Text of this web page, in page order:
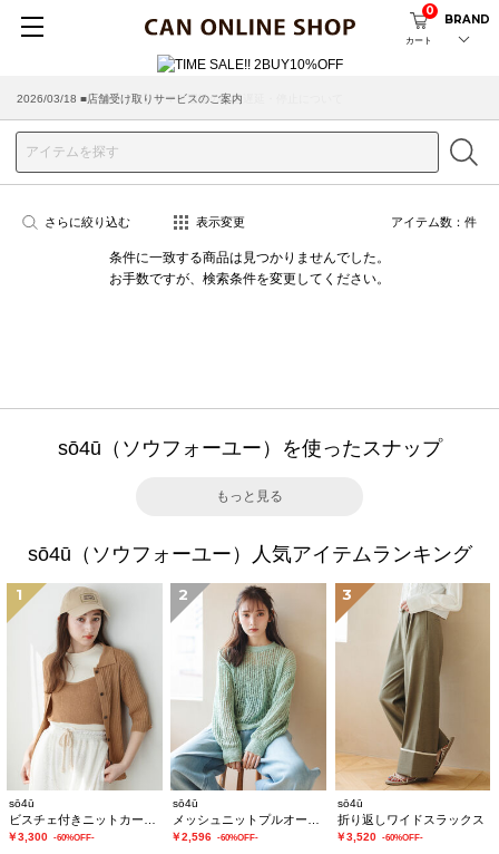
カート
0
BRAND
2026/03/18 ■店舗受け取りサービスのご案内
さらに絞り込む 表示変更 アイテム数： 件
条件に一致する商品は見つかりませんでした。
お手数ですが、検索条件を変更してください。
sō4ū（ソウフォーユー）を使ったスナップ
もっと見る
sō4ū（ソウフォーユー）人気アイテムランキング
1
sō4ū
￥3,300 -60%OFF-
2
sō4ū
￥2,596 -60%OFF-
3
sō4ū
折り返しワイドスラックス
￥3,520 -60%OFF-